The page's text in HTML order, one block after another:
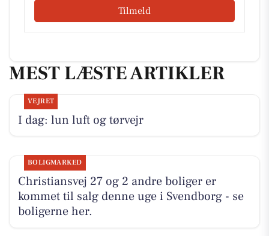
Tilmeld
MEST LÆSTE ARTIKLER
VEJRET
I dag: lun luft og tørvejr
BOLIGMARKED
Christiansvej 27 og 2 andre boliger er
kommet til salg denne uge i Svendborg - se
boligerne her.